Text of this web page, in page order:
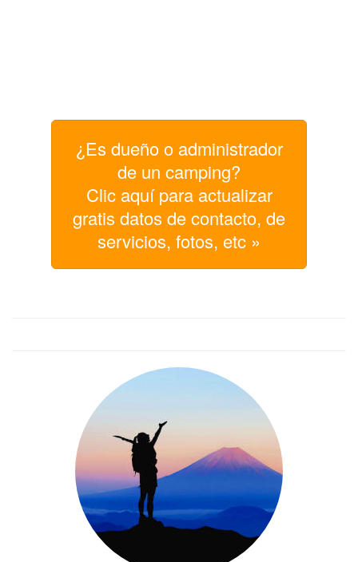
¿Es dueño o administrador
de un camping?
Clic aquí para actualizar
gratis datos de contacto, de
servicios, fotos, etc »